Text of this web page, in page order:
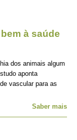
à saúde
dos animais algum
aponta
vascular para as
Saber mais